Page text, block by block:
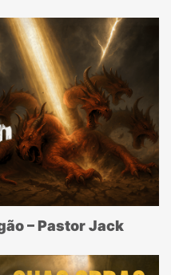
– Pastor Jack